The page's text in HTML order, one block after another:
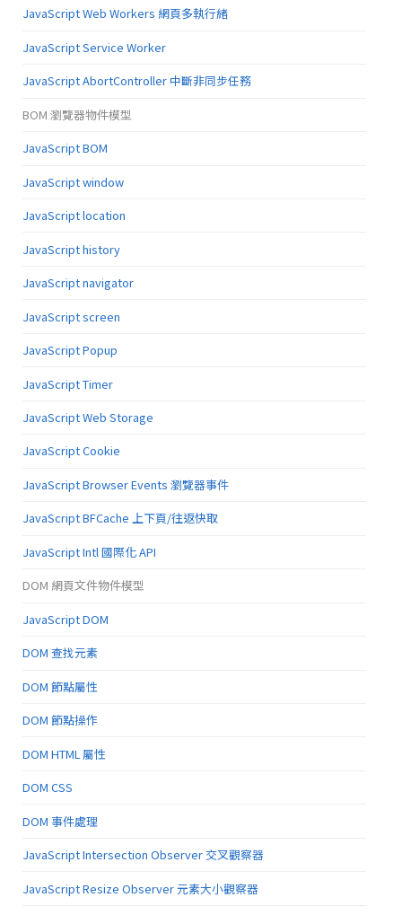
JavaScript Web Workers 網頁多執行緒
JavaScript Service Worker
JavaScript AbortController 中斷非同步任務
BOM 瀏覽器物件模型
JavaScript BOM
JavaScript window
JavaScript location
JavaScript history
JavaScript navigator
JavaScript screen
JavaScript Popup
JavaScript Timer
JavaScript Web Storage
JavaScript Cookie
JavaScript Browser Events 瀏覽器事件
JavaScript BFCache 上下頁/往返快取
JavaScript Intl 國際化 API
DOM 網頁文件物件模型
JavaScript DOM
DOM 查找元素
DOM 節點屬性
DOM 節點操作
DOM HTML 屬性
DOM CSS
DOM 事件處理
JavaScript Intersection Observer 交叉觀察器
JavaScript Resize Observer 元素大小觀察器